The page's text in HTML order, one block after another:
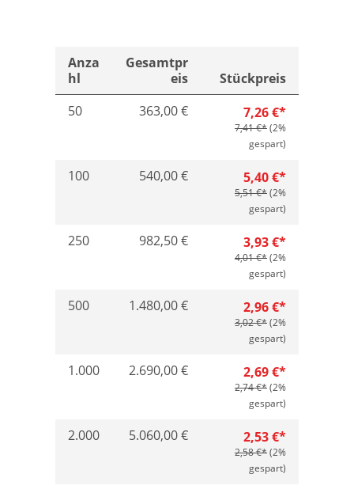
Anza
hl
Gesamtpr
eis
Stückpreis
50
363,00 € 7,26 €*
7,41 €*(2%
gespart)
100 540,00 € 5,40 €*
5,51 €*(2%
gespart)
250 982,50 € 3,93 €*
4,01 €*(2%
gespart)
500 1.480,00 € 2,96 €*
3,02 €*(2%
gespart)
1.000 2.690,00 € 2,69 €*
2,74 €*(2%
gespart)
2.000 5.060,00 € 2,53 €*
2,58 €*(2%
gespart)